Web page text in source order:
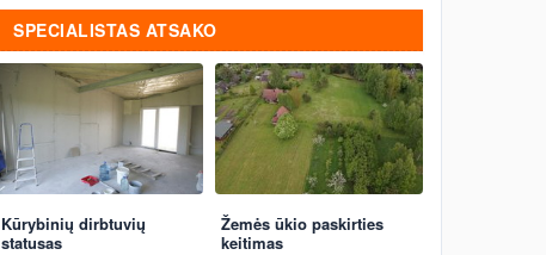
SPECIALISTAS ATSAKO
Kūrybinių dirbtuvių
statusas
Žemės ūkio paskirties
keitimas